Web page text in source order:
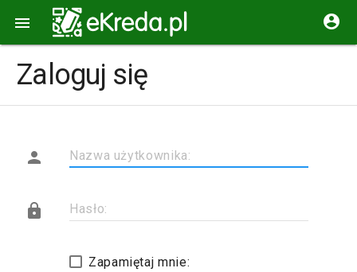


Zaloguj się
 Nazwa użytkownika:
 Hasło:
Zapamiętaj mnie: